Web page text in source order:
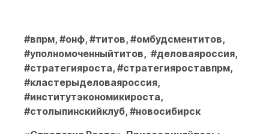
#впрм, #онф, #титов, #омбудсментитов,
#уполномоченныйтитов, #деловаяроссия,
#стратегияроста, #стратегияроставпрм,
#кластерыделоваяроссия,
#институтэкономикироста,
#столыпинскийклуб, #новосибирск